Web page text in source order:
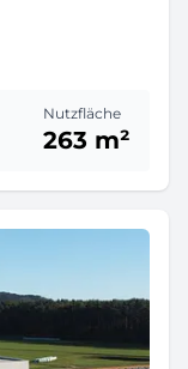
Nutzfläche
263 m²